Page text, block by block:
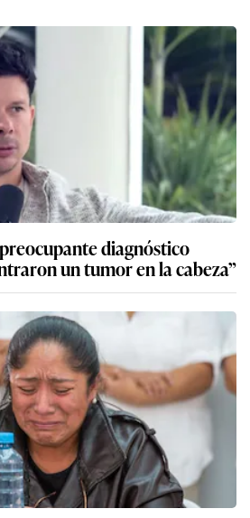
diagnóstico
un tumor en la cabeza”